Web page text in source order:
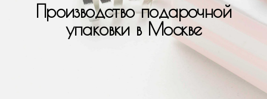
Производство подарочной
упаковки в Москве